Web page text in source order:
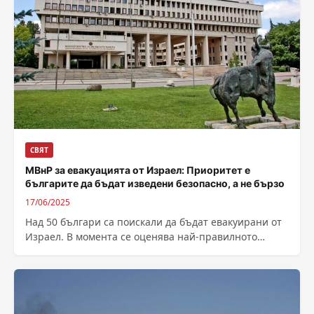
СВЯТ
МВнР за евакуацията от Израел: Приоритет е
българите да бъдат изведени безопасно, а не бързо
17/06/2025
Над 50 българи са поискали да бъдат евакуирани от
Израел. В момента се оценява най-правилното